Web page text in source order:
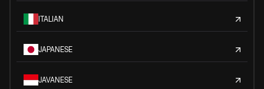
ITALIAN
JAPANESE
JAVANESE